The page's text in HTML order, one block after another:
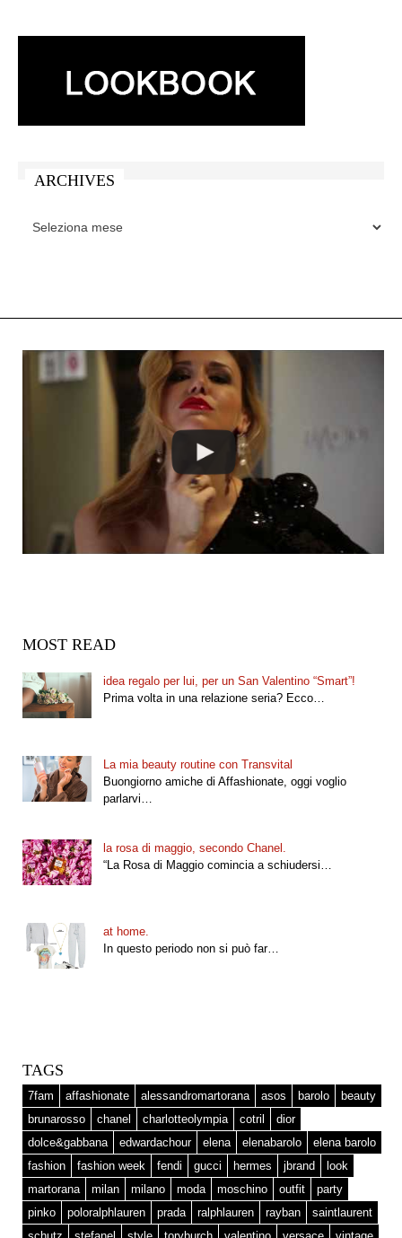
ARCHIVES
MOST READ
idea regalo per lui, per un San Valentino “Smart”!
Prima volta in una relazione seria? Ecco…
La mia beauty routine con Transvital
Buongiorno amiche di Affashionate, oggi voglio
parlarvi…
la rosa di maggio, secondo Chanel.
“La Rosa di Maggio comincia a schiudersi…
at home.
In questo periodo non si può far…
TAGS
7fam affashionate alessandromartorana asos barolo
beauty
brunarosso
chanel charlotteolympia cotril
dior
dolce&gabbana
edwardachour elena elenabarolo
elena barolo
fashion
fashion week fendi gucci hermes jbrand
look
martorana
milan milano moda moschino outfit
party
pinko
poloralphlauren prada ralphlauren rayban
saintlaurent